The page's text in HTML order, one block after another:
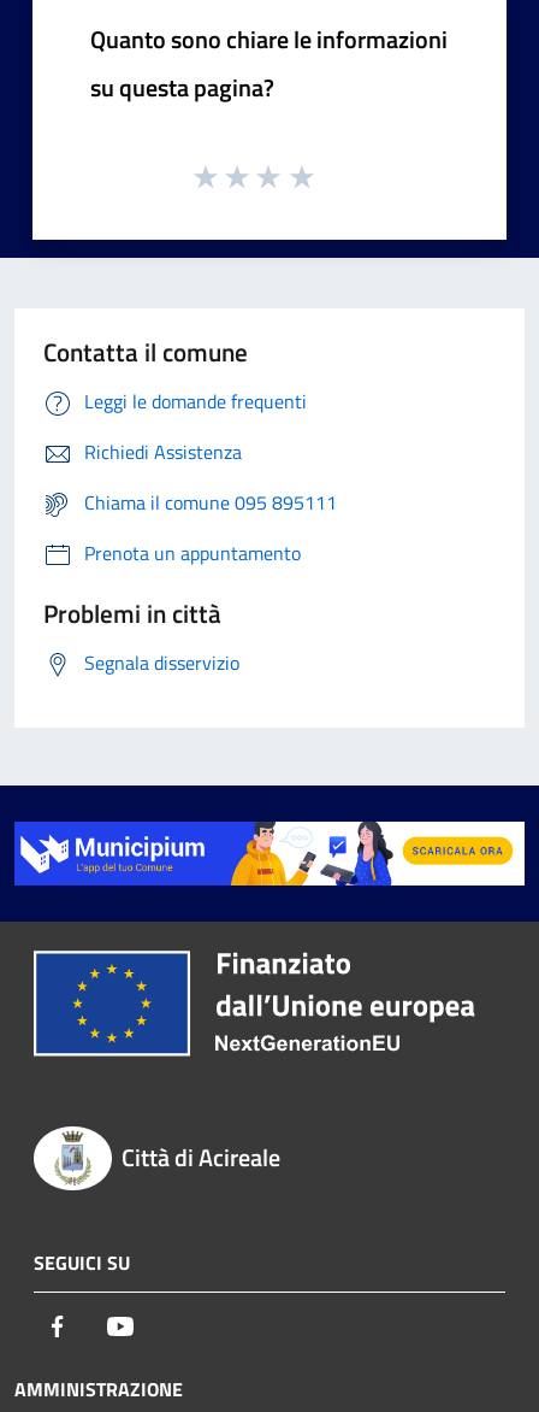
Quanto sono chiare le informazioni
su questa pagina?
Contatta il comune
Leggi le domande frequenti
Richiedi Assistenza
Chiama il comune 095 895111
Prenota un appuntamento
Problemi in città
Segnala disservizio
Città di Acireale
SEGUICI SU
Facebook
AMMINISTRAZIONE